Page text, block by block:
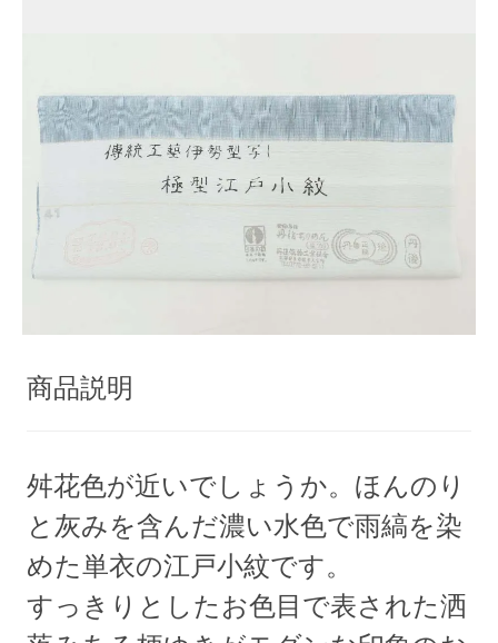
商品説明
舛花色が近いでしょうか。ほんのり
と灰みを含んだ濃い水色で雨縞を染
めた単衣の江戸小紋です。
すっきりとしたお色目で表された洒